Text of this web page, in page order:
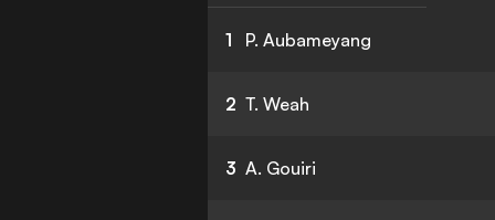
1 P. Aubameyang
2 T. Weah
3 A. Gouiri